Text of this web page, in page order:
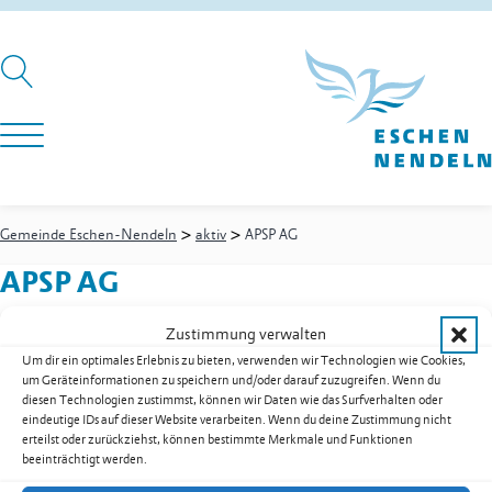
Zustimmung verwalten
Um dir ein optimales Erlebnis zu bieten, verwenden wir Technologien wie Cookies,
um Geräteinformationen zu speichern und/oder darauf zuzugreifen. Wenn du
diesen Technologien zustimmst, können wir Daten wie das Surfverhalten oder
eindeutige IDs auf dieser Website verarbeiten. Wenn du deine Zustimmung nicht
erteilst oder zurückziehst, können bestimmte Merkmale und Funktionen
beeinträchtigt werden.
Gemeinde Eschen-Nendeln > aktiv > APSP AG
APSP AG
Quellenstrasse 14
9492Eschen
Festnetz+423 370 29 85
E-Mailm.loewenstrom@adon.li
Löwenstrom